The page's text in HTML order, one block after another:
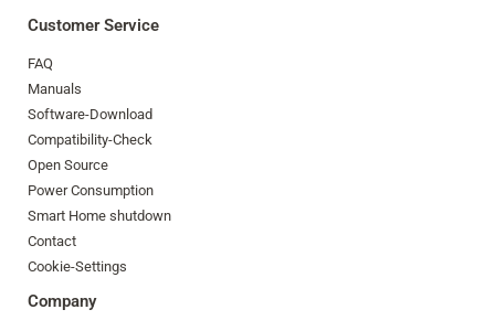
Customer Service
FAQ
Manuals
Software-Download
Compatibility-Check
Open Source
Power Consumption
Smart Home shutdown
Contact
Cookie-Settings
Company